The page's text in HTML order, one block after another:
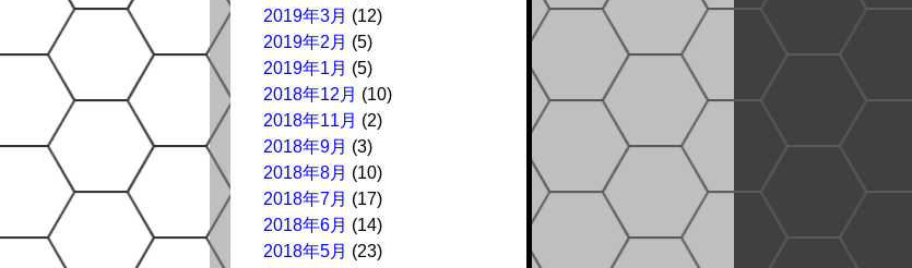
2019年3月 (12)
2019年2月 (5)
2019年1月 (5)
2018年12月 (10)
2018年11月 (2)
2018年9月 (3)
2018年8月 (10)
2018年7月 (17)
2018年6月 (14)
2018年5月 (23)